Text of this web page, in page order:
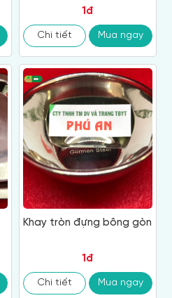
1đ
Chi tiết Mua ngay
Khay tròn đựng bông gòn
1đ
Chi tiết Mua ngay